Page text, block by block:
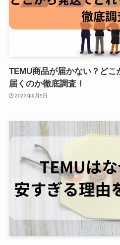
TEMU商品が届かない？ど
届くのか徹底調査！
2023年9月5日